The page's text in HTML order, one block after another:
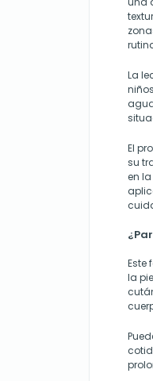
La
El
su
en
Este
la